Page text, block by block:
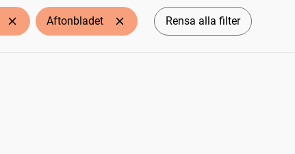
Aftonbladet Rensa alla filter